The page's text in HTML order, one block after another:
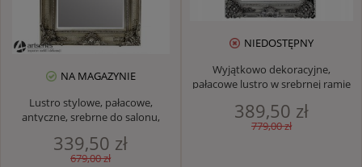
NA MAGAZYNIE
Lustro stylowe, pałacowe,
antyczne, srebrne do salonu,
339,50 zł
679,00 zł
NIEDOSTĘPNY
Wyjątkowo dekoracyjne,
pałacowe lustro w srebrnej ramie
389,50 zł
779,00 zł